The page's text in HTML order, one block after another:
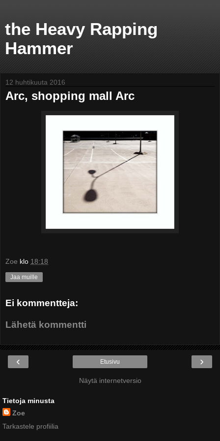
the Heavy Rapping
Hammer
12 huhtikuuta 2016
Arc, shopping mall Arc
Zoe klo 18:18
Jaa muille
Ei kommentteja:
Lähetä kommentti
‹ ›
Etusivu
Näytä internetversio
Tietoja minusta
Zoe
Tarkastele profiilia